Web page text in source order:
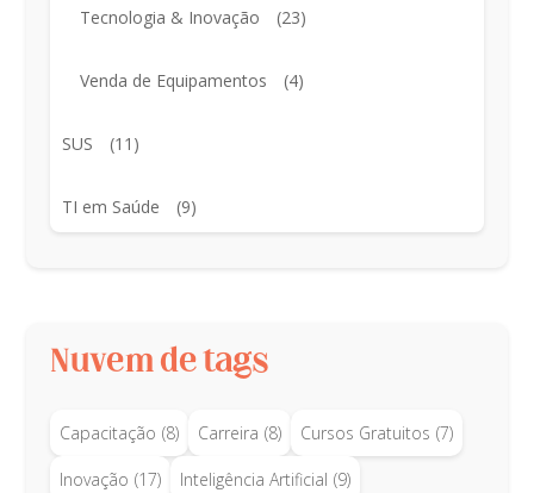
Tecnologia & Inovação (23)
Venda de Equipamentos (4)
SUS (11)
TI em Saúde (9)
Nuvem de tags
Capacitação (8) Carreira (8) Cursos Gratuitos (7)
Inovação (17) Inteligência Artificial (9)